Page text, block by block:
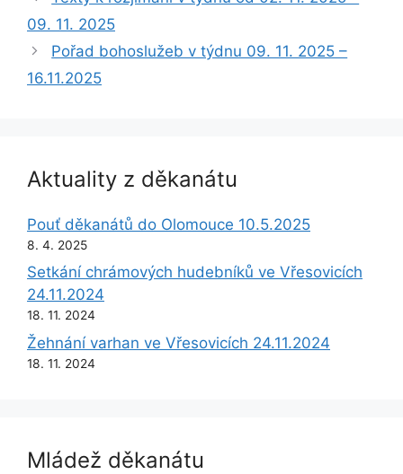
09. 11. 2025
Pořad bohoslužeb v týdnu 09. 11. 2025 –
16.11.2025
Aktuality z děkanátu
Pouť děkanátů do Olomouce 10.5.2025
8. 4. 2025
Setkání chrámových hudebníků ve Vřesovicích
24.11.2024
18. 11. 2024
Žehnání varhan ve Vřesovicích 24.11.2024
18. 11. 2024
Mládež děkanátu